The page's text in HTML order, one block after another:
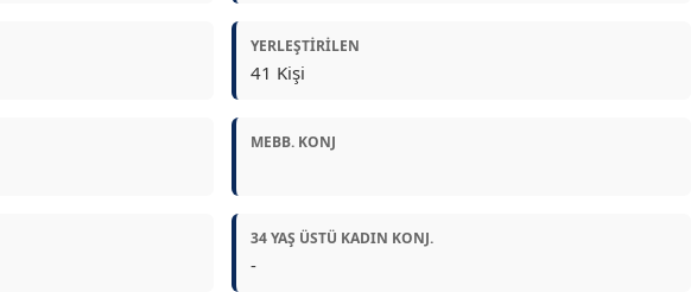
YERLEŞTIRILEN
41 Kişi
MEBB. KONJ
34 YAŞ ÜSTÜ KADIN KONJ.
-